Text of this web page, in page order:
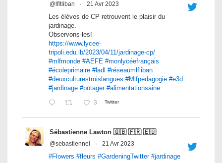
@lfltliban · 21 Avr 2023
Les élèves de CP retrouvent le plaisir du
jardinage.
Observons-les!
https://www.lycee-
tripoli.edu.lb/2023/04/11/jardinage-cp/
#mlfmonde #AEFE #monlycéefrançais
#écoleprimaire #ladl #réseaumlfliban
#deuxculturestroislangues #Mlfpedagogie #e3d
#jardinage #potager #alimentationsaine
3 Twitter
Sébastienne Lawton 🇬🇧 🇫🇷 🇪🇺
@sebastiennel · 21 Avr 2023
#Flowers #fleurs #GardeningTwitter #jardinage